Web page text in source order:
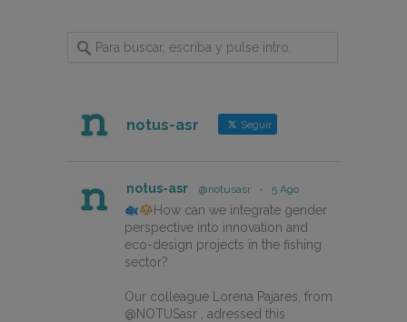
notus-asr Seguir
notus-asr @notusasr · 5 Ago
How can we integrate gender
perspective into innovation and
eco-design projects in the fishing
sector?
Our colleague Lorena Pajares, from
@NOTUSasr , adressed this